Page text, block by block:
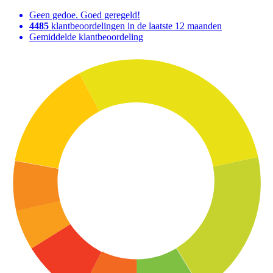
Geen gedoe. Goed geregeld!
4485 klantbeoordelingen in de laatste 12 maanden
Gemiddelde klantbeoordeling